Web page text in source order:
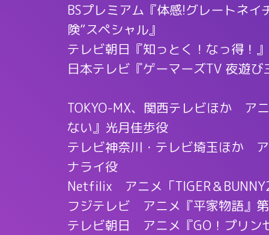
BSプレミアム『体感!グレートネ
険”スペシャル』
テレビ朝日『知っとく！なっ得！
日本テレビ『ゲーマーズTV 夜遊
TOKYO-MX、関西テレビほか ア
ない』光月佳歩役
テレビ神奈川・テレビ埼玉ほか
ナライ役
Netfilix アニメ「TIGER＆
フジテレビ アニメ『平家物語』
テレビ朝日 アニメ『GO！プリン